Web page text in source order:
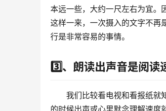
本远一些，大约一尺左右为宜。
这样一来，一次摄入的文字不再
行是非常容易的事情。
3️⃣、朗读出声音是阅读
我们比较看电视和看报纸就